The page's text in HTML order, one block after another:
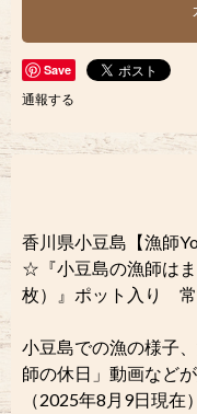
Save
通報する
香川県小豆島【漁師
☆『小豆島の漁師は
枚）』ポット入り
小豆島での漁の様子
師の休日」動画など
（2025年8月9日現在